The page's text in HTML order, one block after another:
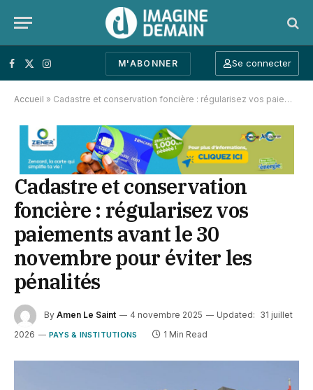
Facebook
X (Twitter)
Instagram
M'ABONNER Se connecter
Accueil » Cadastre et conservation foncière : régularisez vos paiements avant le 30 novembre pour éviter les pénalités
Cadastre et conservation
foncière : régularisez vos
paiements avant le 30
novembre pour éviter les
pénalités
By Amen Le Saint 4 novembre 2025 Updated: 31 juillet
2026
PAYS & INSTITUTIONS 1 Min Read